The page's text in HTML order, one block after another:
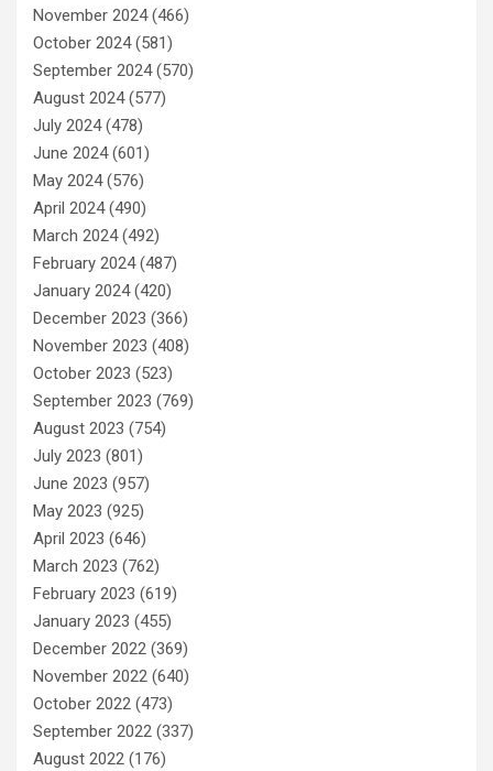
November 2024(466)
October 2024(581)
September 2024(570)
August 2024(577)
July 2024(478)
June 2024(601)
May 2024(576)
April 2024(490)
March 2024(492)
February 2024(487)
January 2024(420)
December 2023 (366)
November 2023 (408)
October 2023 (523)
September 2023 (769)
August 2023 (754)
July 2023 (801)
June 2023 (957)
May 2023 (925)
April 2023 (646)
March 2023 (762)
February 2023 (619)
January 2023 (455)
December 2022 (369)
November 2022 (640)
October 2022 (473)
September 2022 (337)
August 2022 (176)